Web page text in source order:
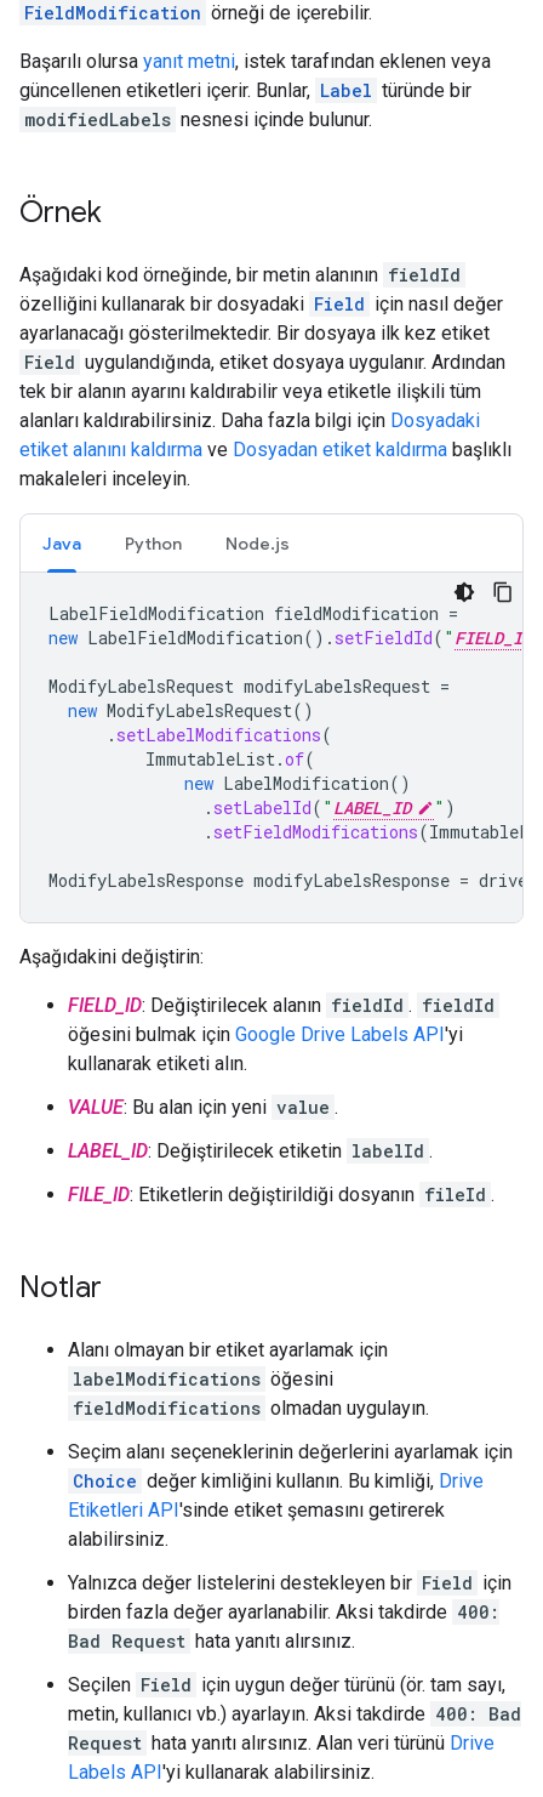
FieldModification örneği de içerebilir.
Başarılı olursa yanıt metni, istek tarafından eklenen veya
güncellenen etiketleri içerir. Bunlar, Label türünde bir
modifiedLabels nesnesi içinde bulunur.
Örnek
Aşağıdaki kod örneğinde, bir metin alanının fieldId
özelliğini kullanarak bir dosyadaki Field için nasıl değer
ayarlanacağı gösterilmektedir. Bir dosyaya ilk kez etiket
Field uygulandığında, etiket dosyaya uygulanır. Ardından
tek bir alanın ayarını kaldırabilir veya etiketle ilişkili tüm
alanları kaldırabilirsiniz. Daha fazla bilgi için Dosyadaki
etiket alanını kaldırma ve Dosyadan etiket kaldırma başlıklı
makaleleri inceleyin.
Java Python Node.js
LabelFieldModification fieldModification =
new LabelFieldModification(). setFieldId( " FIELD_ID
ModifyLabelsRequest modifyLabelsRequest =
new ModifyLabelsRequest()
. setLabelModifications(
ImmutableList.of(
new LabelModification()
. setLabelId( " LABEL_ID " )
. setFieldModifications(
ModifyLabelsResponse modifyLabelsResponse =
Aşağıdakini değiştirin:
FIELD_ID: Değiştirilecek alanın fieldId . fieldId
öğesini bulmak için Google Drive Labels API'yi
kullanarak etiketi alın.
VALUE: Bu alan için yeni value .
LABEL_ID: Değiştirilecek etiketin labelId .
FILE_ID: Etiketlerin değiştirildiği dosyanın fileId .
Notlar
Alanı olmayan bir etiket ayarlamak için
labelModifications öğesini
fieldModifications olmadan uygulayın.
Seçim alanı seçeneklerinin değerlerini ayarlamak için
Choice değer kimliğini kullanın. Bu kimliği, Drive
Etiketleri API'sinde etiket şemasını getirerek
alabilirsiniz.
Yalnızca değer listelerini destekleyen bir Field için
birden fazla değer ayarlanabilir. Aksi takdirde 400:
Bad Request hata yanıtı alırsınız.
Seçilen Field için uygun değer türünü (ör. tam sayı,
metin, kullanıcı vb.) ayarlayın. Aksi takdirde 400: Bad
Request hata yanıtı alırsınız. Alan veri türünü Drive
Labels API'yi kullanarak alabilirsiniz.